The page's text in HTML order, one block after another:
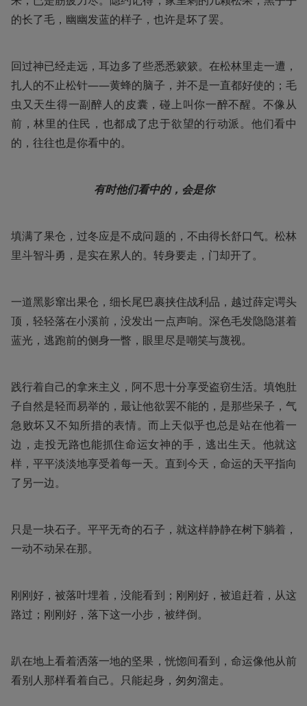
的长了毛，幽幽发蓝的样子，也许是坏了罢。
回过神已经走远，耳边多了些悉悉簌簌。在松林里走一遭，
扎人的不止松针——黄蜂的脑子，并不是一直都好使的；毛
虫又天生得一副醉人的皮囊，碰上叫你一醉不醒。不像从
前，林里的住民，也都成了忠于欲望的行动派。他们看中
的，往往也是你看中的。
有时他们看中的，会是你
填满了果仓，过冬应是不成问题的，不由得长舒口气。松林
里斗智斗勇，是实在累人的。转身要走，门却开了。
一道黑影窜出果仓，细长尾巴裹挟住战利品，越过薛定谔头
顶，轻轻落在小溪前，没发出一点声响。深色毛发隐隐湛着
蓝光，逃跑前的侧身一瞥，眼里尽是嘲笑与蔑视。
践行着自己的拿来主义，阿不思十分享受盗窃生活。填饱肚
子自然是轻而易举的，最让他欲罢不能的，是那些呆子，气
急败坏又不知所措的表情。而上天似乎也总是站在他着一
边，走投无路也能抓住命运女神的手，逃出生天。他就这
样，平平淡淡地享受着每一天。直到今天，命运的天平指向
了另一边。
只是一块石子。平平无奇的石子，就这样静静在树下躺着，
一动不动呆在那。
刚刚好，被落叶埋着，没能看到；刚刚好，被追赶着，从这
路过；刚刚好，落下这一小步，被绊倒。
趴在地上看着洒落一地的坚果，恍惚间看到，命运像他从前
看别人那样看着自己。只能起身，匆匆溜走。